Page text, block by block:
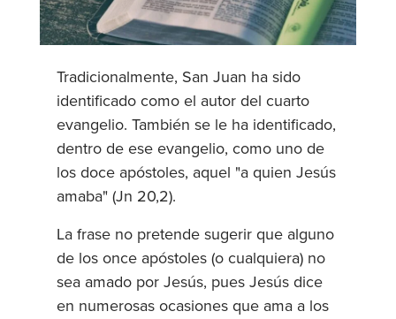
Tradicionalmente, San Juan ha sido
identificado como el autor del cuarto
evangelio. También se le ha identificado,
dentro de ese evangelio, como uno de
los doce apóstoles, aquel "a quien Jesús
amaba" (Jn 20,2).
La frase no pretende sugerir que alguno
de los once apóstoles (o cualquiera) no
sea amado por Jesús, pues Jesús dice
en numerosas ocasiones que ama a los